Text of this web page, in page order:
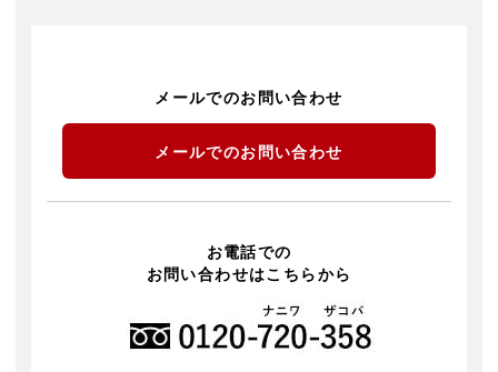
メールでのお問い合わせ
メールでのお問い合わせ
お電話での
お問い合わせはこちらから